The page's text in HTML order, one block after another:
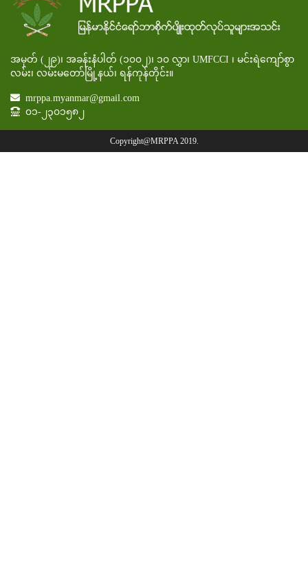
အမှတ် (၂၉)၊ အခန်းနံပါတ် (၁၀၀၂)၊ ၁၀ လွှာ၊ UMFCCI ၊ မင်းရဲကျော်စွာ
လမ်း၊ လမ်းမတော်မြို့နယ်၊ ရန်ကုန်တိုင်း။
mrppa.myanmar@gmail.com
၀၁-၂၃၀၁၅၈၂
Copyright@MRPPA 2019.